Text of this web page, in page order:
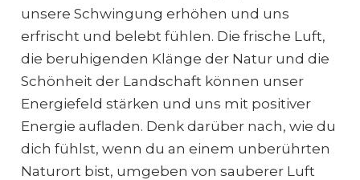
unsere Schwingung erhöhen und uns
erfrischt und belebt fühlen. Die frische Luft,
die beruhigenden Klänge der Natur und die
Schönheit der Landschaft können unser
Energiefeld stärken und uns mit positiver
Energie aufladen. Denk darüber nach, wie du
dich fühlst, wenn du an einem unberührten
Naturort bist, umgeben von sauberer Luft